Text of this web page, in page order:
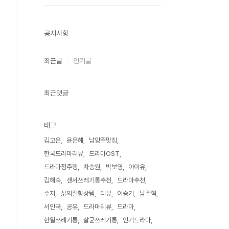
공지사항
최근글 인기글
최근댓글
태그
김고은 윤은혜
남양주맛집
한국드라마리뷰
드라마OST
드라마정주행
차승원 박보영
아이유
김해숙
센서쓰레기통추천
드라마추천
수지
삶의질향상템 리뷰 이승기
남주혁
서인국
공유 드라마리뷰
드라마
한일쓰레기통
살균쓰레기통 인기드라마